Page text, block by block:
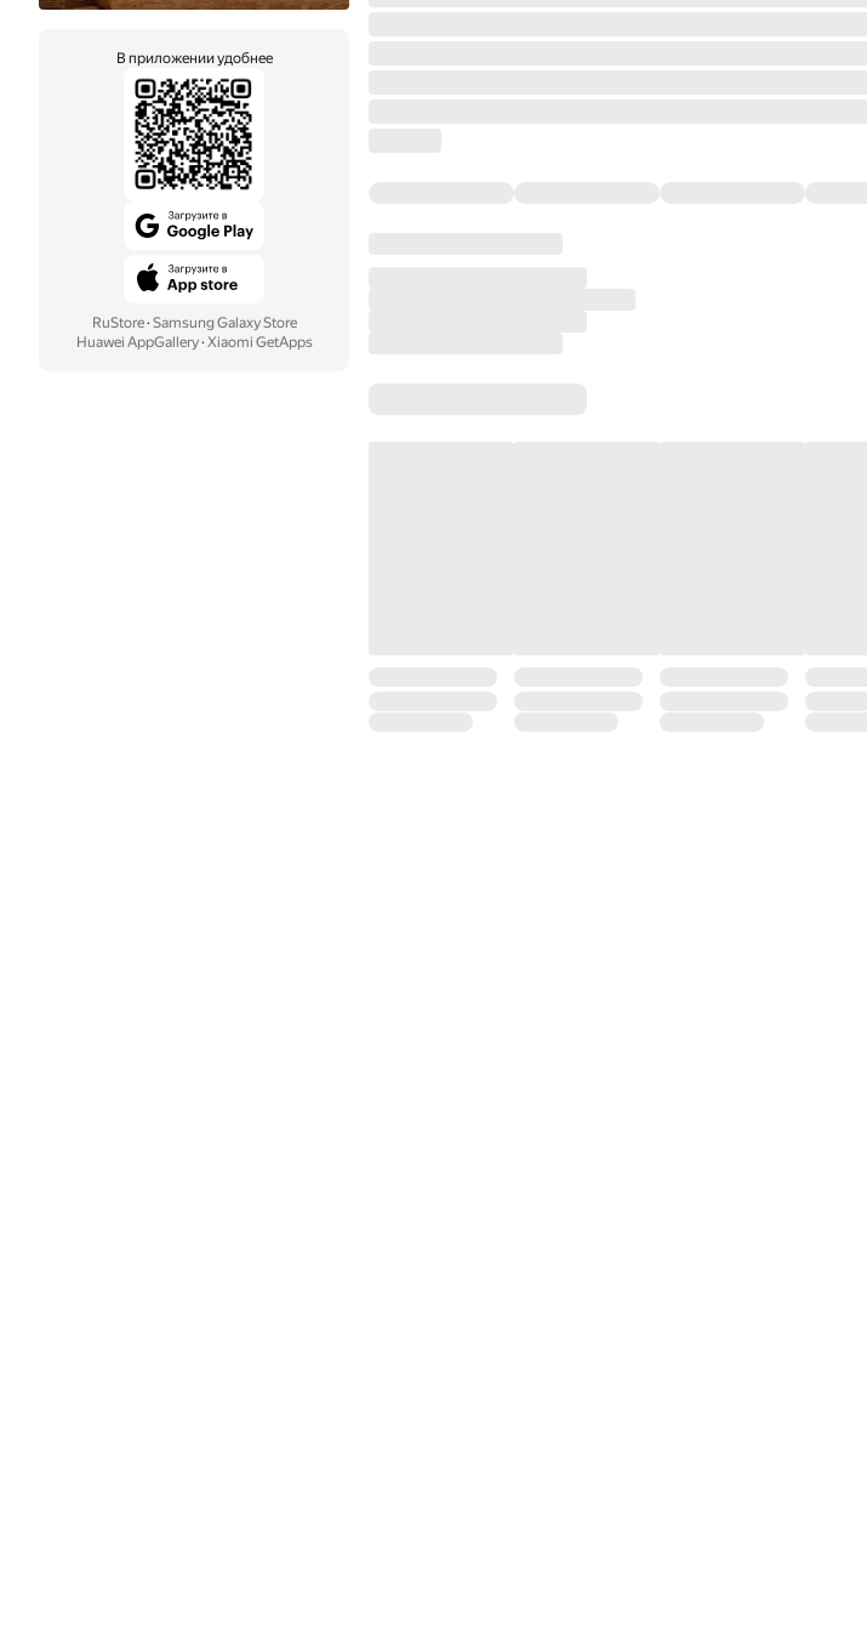
В приложении удобнее
RuStore· Samsung Galaxy Store
Huawei AppGallery· Xiaomi GetApps